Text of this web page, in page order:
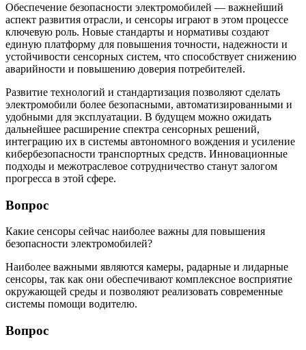
Обеспечение безопасности электромобилей — важнейший
аспект развития отрасли, и сенсоры играют в этом процессе
ключевую роль. Новые стандарты и нормативы создают
единую платформу для повышения точности, надежности и
устойчивости сенсорных систем, что способствует снижению
аварийности и повышению доверия потребителей.
Развитие технологий и стандартизация позволяют сделать
электромобили более безопасными, автоматизированными и
удобными для эксплуатации. В будущем можно ожидать
дальнейшее расширение спектра сенсорных решений,
интеграцию их в системы автономного вождения и усиление
кибербезопасности транспортных средств. Инновационные
подходы и межотраслевое сотрудничество станут залогом
прогресса в этой сфере.
Вопрос
Какие сенсоры сейчас наиболее важны для повышения
безопасности электромобилей?
Наиболее важными являются камеры, радарные и лидарные
сенсоры, так как они обеспечивают комплексное восприятие
окружающей среды и позволяют реализовать современные
системы помощи водителю.
Вопрос